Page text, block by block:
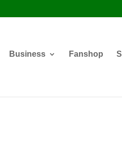
Business Fanshop